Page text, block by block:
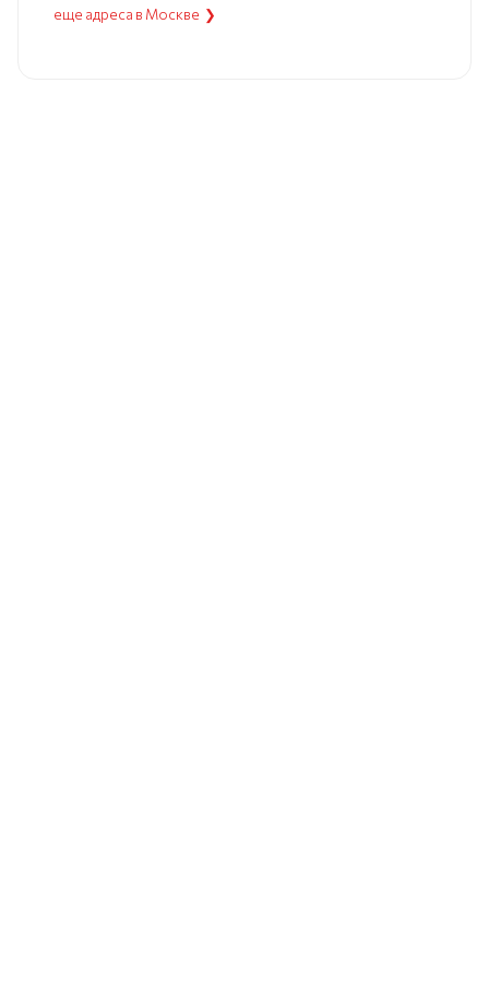
еще адреса в Москве ❯